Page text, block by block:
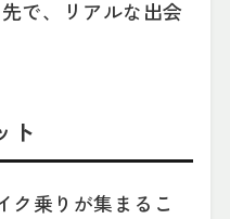
で、リアルな出会
ト
ク乗りが集まるこ